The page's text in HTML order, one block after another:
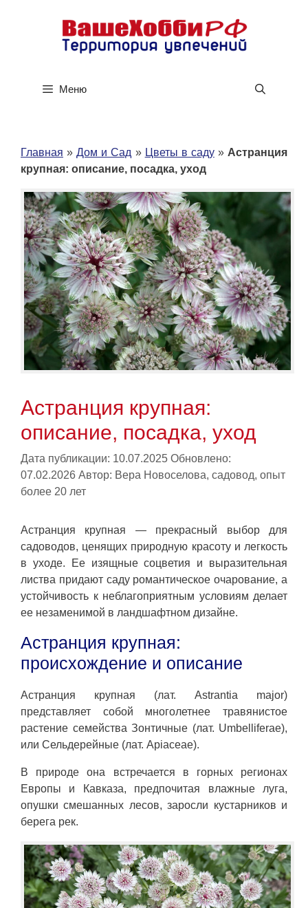
содержимому
Меню
Главная »Дом и Сад » Цветы в саду» Астранция
крупная: описание, посадка, уход
Астранция крупная:
описание, посадка, уход
Дата публикации: 10.07.2025 Обновлено:
07.02.2026 Автор: Вера Новоселова, садовод, опыт
более 20 лет
Астранция крупная — прекрасный выбор для
садоводов, ценящих природную красоту и легкость
в уходе. Ее изящные соцветия и выразительная
листва придают саду романтическое очарование, а
устойчивость к неблагоприятным условиям делает
ее незаменимой в ландшафтном дизайне.
Астранция крупная:
происхождение и описание
Астранция крупная (лат. Astrantia major)
представляет собой многолетнее травянистое
растение семейства Зонтичные (лат. Umbelliferae),
или Cельдерейные (лат. Apiaceae).
В природе она встречается в горных регионах
Европы и Кавказа, предпочитая влажные луга,
опушки смешанных лесов, заросли кустарников и
берега рек.